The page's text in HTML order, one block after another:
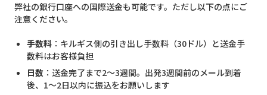
弊社の銀行口座への国際送金も可能です。ただし以下の点にご
注意ください。
手数料：キルギス側の引き出し手数料（30ドル）と送金手
数料はお客様負担
日数：送金完了まで2〜3週間。出発3週間前のメール到着
後、1〜2日以内に振込をお願いします